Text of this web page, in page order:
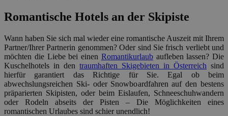
Romantische Hotels an der Skipiste
Wann haben Sie sich mal wieder eine romantische Auszeit mit Ihrem
Partner/Ihrer Partnerin genommen? Oder sind Sie frisch verliebt und
möchten die Liebe bei einen Romantikurlaubaufleben lassen? Die
Kuschelhotels in den traumhaften Skigebieten in Österreich sind
hierfür garantiert das Richtige für Sie. Egal ob beim
abwechslungsreichen Ski- oder Snowboardfahren auf den bestens
präparierten Skipisten, oder beim Eislaufen, Schneeschuhwandern
oder Rodeln abseits der Pisten – Die Möglichkeiten eines
romantischen Urlaubes sind schier unendlich!